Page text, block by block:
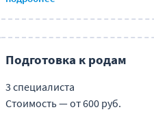
Подготовка к родам
3 специалиста
Стоимость — от 600 руб.